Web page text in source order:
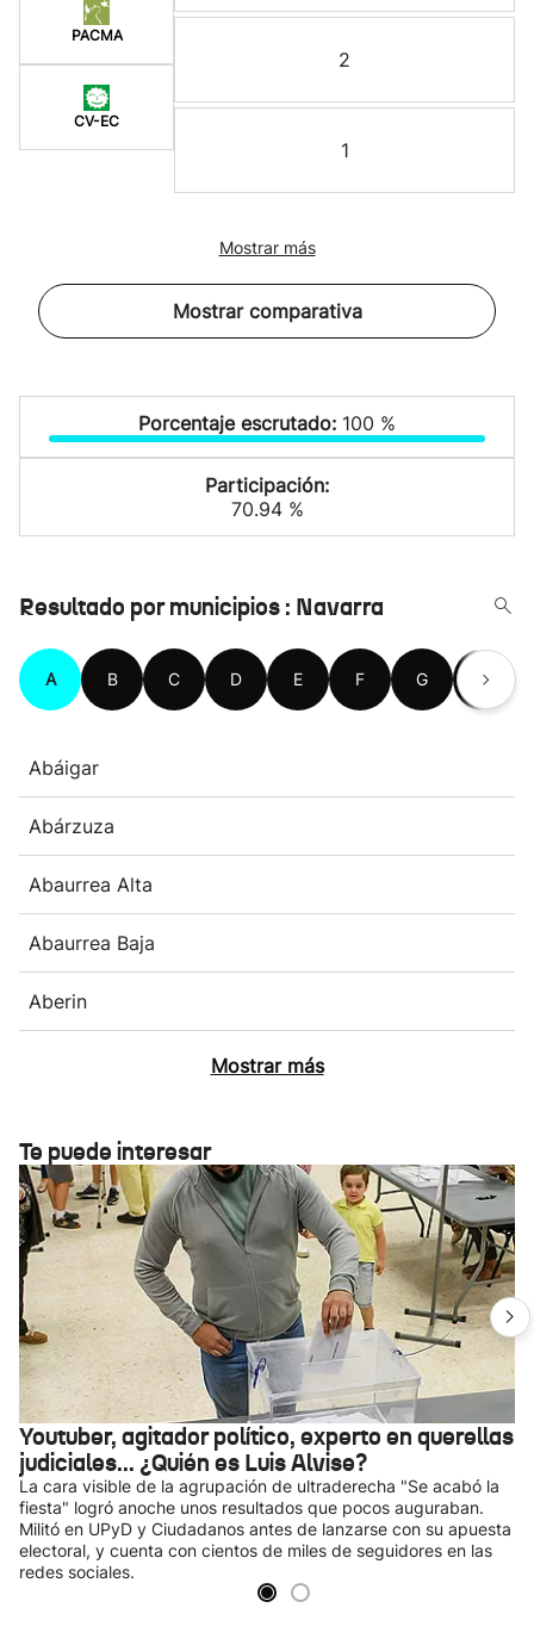
PACMA
CV-EC
2
1
Mostrar más
Mostrar comparativa
Porcentaje escrutado: 100 %
Participación:
70.94 %
Resultado por municipios : Navarra
A B C D E F G H
Abáigar
Abárzuza
Abaurrea Alta
Abaurrea Baja
Aberin
Mostrar más
Te puede interesar
Youtuber, agitador político, experto en querellas
judiciales... ¿Quién es Luis Alvise?
La cara visible de la agrupación de ultraderecha "Se acabó la
fiesta" logró anoche unos resultados que pocos auguraban.
Militó en UPyD y Ciudadanos antes de lanzarse con su apuesta
electoral, y cuenta con cientos de miles de seguidores en las
redes sociales.